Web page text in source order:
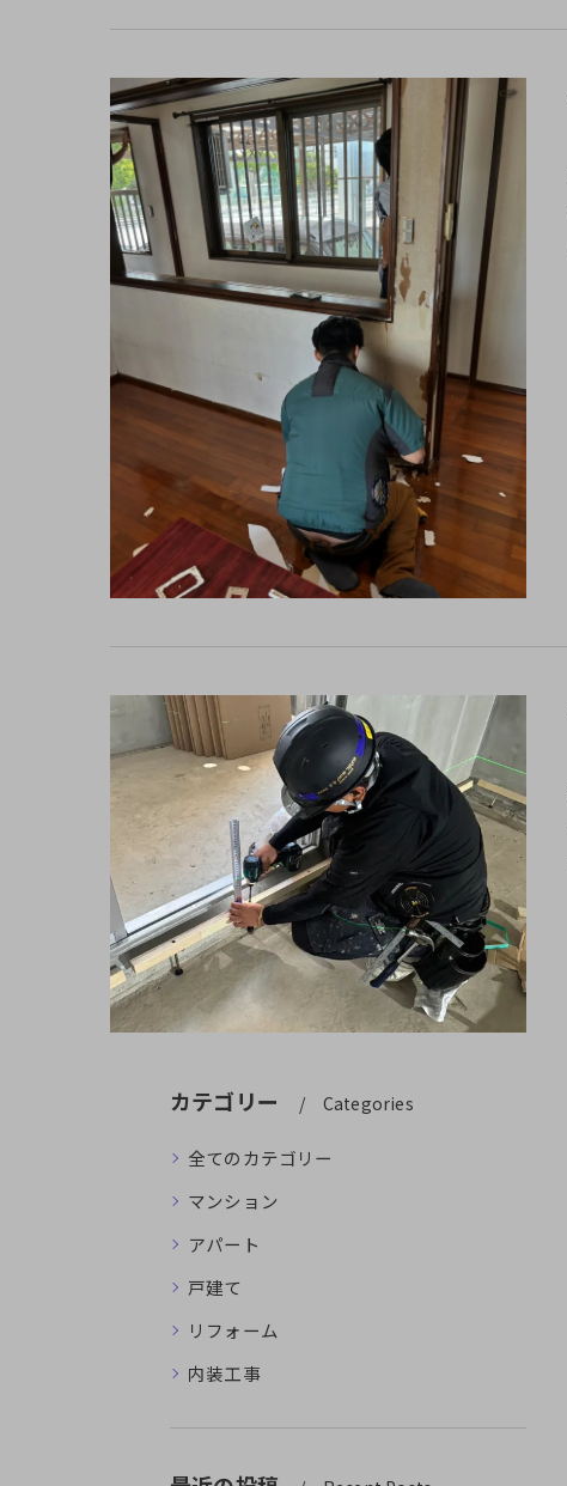
カテゴリー Categories
全てのカテゴリー
マンション
アパート
戸建て
リフォーム
内装工事